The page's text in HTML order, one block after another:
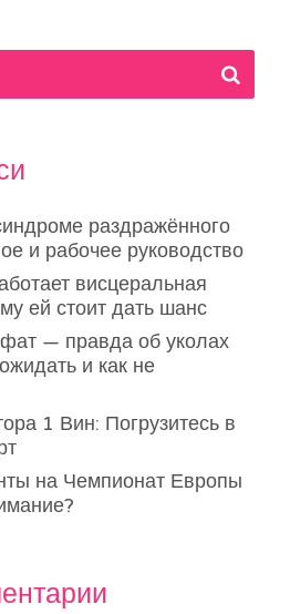
раздражённого
и рабочее руководство
висцеральная
ей стоит дать шанс
— правда об уколах
и как не
1 Вин: Погрузитесь в
на Чемпионат Европы